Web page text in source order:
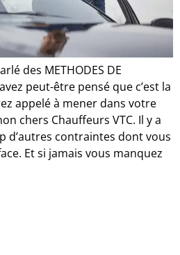
des METHODES DE
peut-être pensé que c’est la
appelé à mener dans votre
chers Chauffeurs VTC. Il y a
d’autres contraintes dont vous
Et si jamais vous manquez